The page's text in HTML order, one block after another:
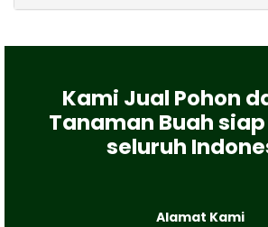
Kami Jual Pohon
Tanaman Buah
seluruh
Alamat Kami